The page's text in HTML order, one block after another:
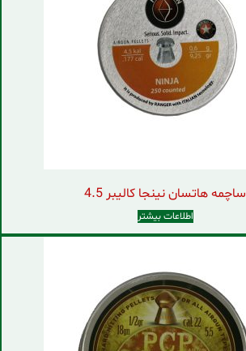
ساچمه هاتسان نینجا کالیبر 4.5
اطلاعات بیشتر